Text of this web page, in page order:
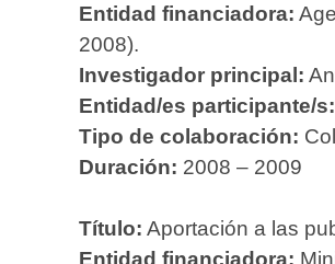
Entidad financiadora:
2008).
Investigador principal:
Entidad/es participante/s:
Tipo de colaboración:
Duración: 2008 – 2009
Título: Aportación a las
Entidad financiadora: